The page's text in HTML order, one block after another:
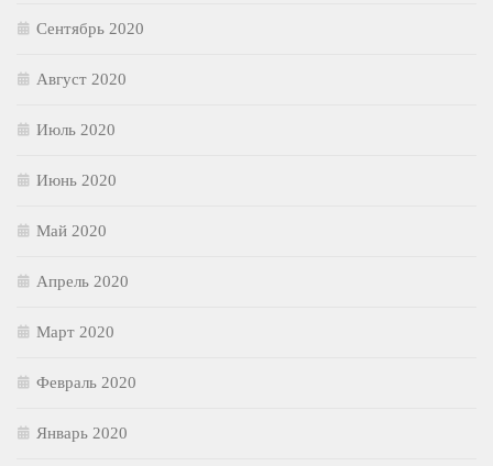
Сентябрь 2020
Август 2020
Июль 2020
Июнь 2020
Май 2020
Апрель 2020
Март 2020
Февраль 2020
Январь 2020